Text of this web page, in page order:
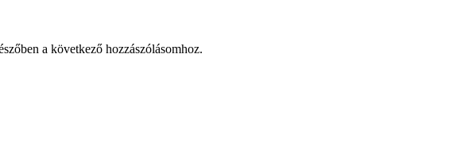
a következő hozzászólásomhoz.